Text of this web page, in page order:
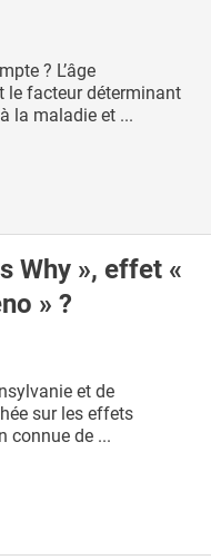
? L’âge
le facteur déterminant
la maladie et ...
Why », effet «
» ?
et de
sur les effets
connue de ...